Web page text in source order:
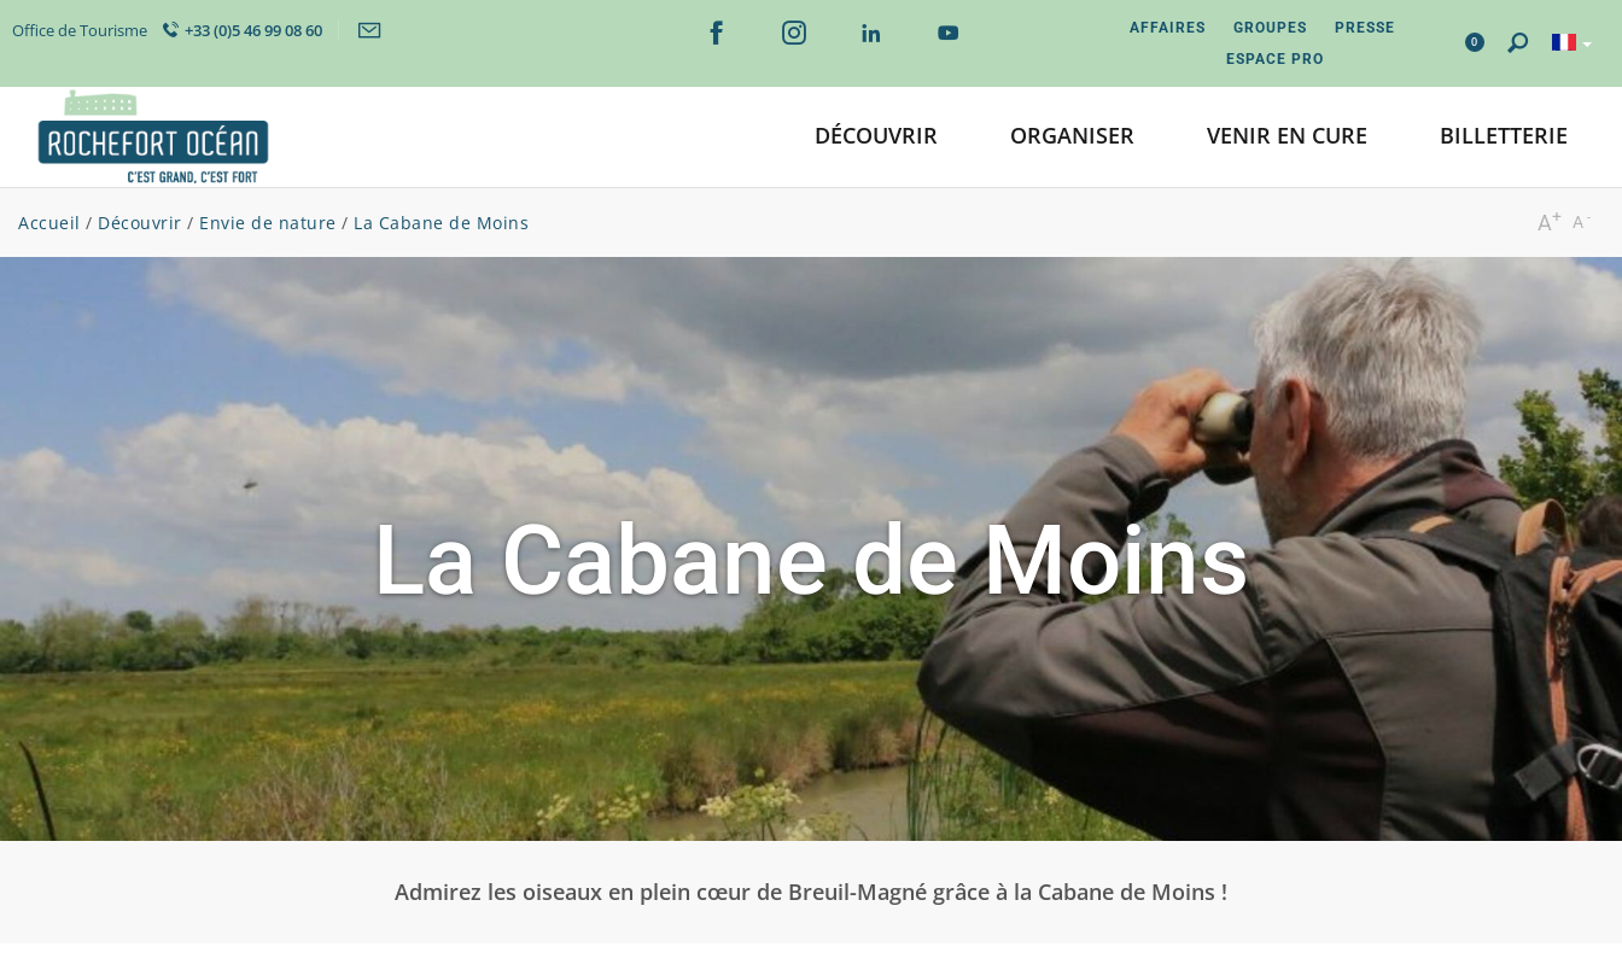
Office de Tourisme +33 (0)5 46 99 08 60 AFFAIRES GROUPES
PRESSE
ESPACE PRO
0
DÉCOUVRIR ORGANISER VENIR EN CURE BILLETTERIE
Accueil / Découvrir / Envie de nature / La Cabane de Moins -
A
+
A
La Cabane de Moins
Admirez les oiseaux en plein cœur de Breuil-Magné grâce à la Cabane de Moins !